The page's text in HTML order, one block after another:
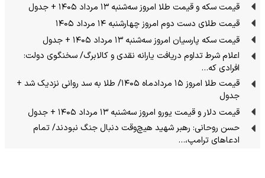
قیمت سکه و قیمت طلا امروز سه‌شنبه ۱۳ مرداد ۱۴۰۵ + جدول
قیمت طلای دست دوم امروز چهارشنبه ۱۴ مرداد ۱۴۰۵
قیمت سکه پارسیان امروز سه‌شنبه ۱۳ مرداد ۱۴۰۵ + جدول
اعلام شرط تداوم دریافت یارانه نقدی و کالابرگ/ سخنگوی دولت:
افرادی که…
قیمت طلا امروز ۱۵ مردادماه ۱۴۰۵/ طلا به سد روانی نزدیک شد +
جدول
قیمت دلار و قیمت یورو امروز سه‌شنبه ۱۳ مرداد ۱۴۰۵ + جدول
حسن روحانی: رهبر شهید هیچ‌وقت دنبال جنگ نبودند/ تمام
ادعاهای ترامپ،…